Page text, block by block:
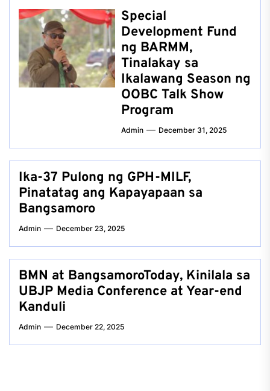
Special
Development Fund
ng BARMM,
Tinalakay sa
Ikalawang Season ng
OOBC Talk Show
Program
Admin December 31, 2025
Ika-37 Pulong ng GPH-MILF,
Pinatatag ang Kapayapaan sa
Bangsamoro
Admin December 23, 2025
BMN at BangsamoroToday, Kinilala sa
UBJP Media Conference at Year-end
Kanduli
Admin December 22, 2025